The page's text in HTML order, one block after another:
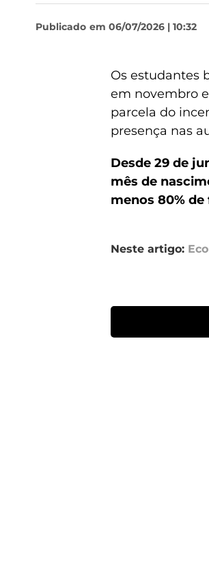
Publicado em 06/07/2026 | 10:32
Os estudantes
em novembro
parcela do
presença nas
Desde 29 de
mês de
menos 80%
Neste artigo: